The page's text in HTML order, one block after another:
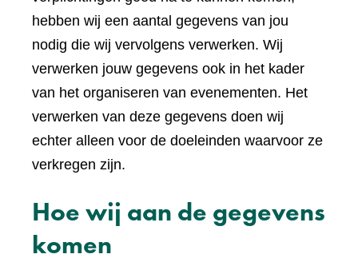
hebben wij een aantal gegevens van jou
nodig die wij vervolgens verwerken. Wij
verwerken jouw gegevens ook in het kader
van het organiseren van evenementen. Het
verwerken van deze gegevens doen wij
echter alleen voor de doeleinden waarvoor ze
verkregen zijn.
Hoe wij aan de gegevens
komen